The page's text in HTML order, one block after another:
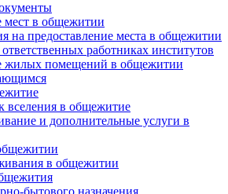
мест в общежитии
на предоставление места в общежитии
работниках институтов
жилых помещений в общежитии
вселения в общежитие
и дополнительные услуги в
в общежитии
бытового назначения